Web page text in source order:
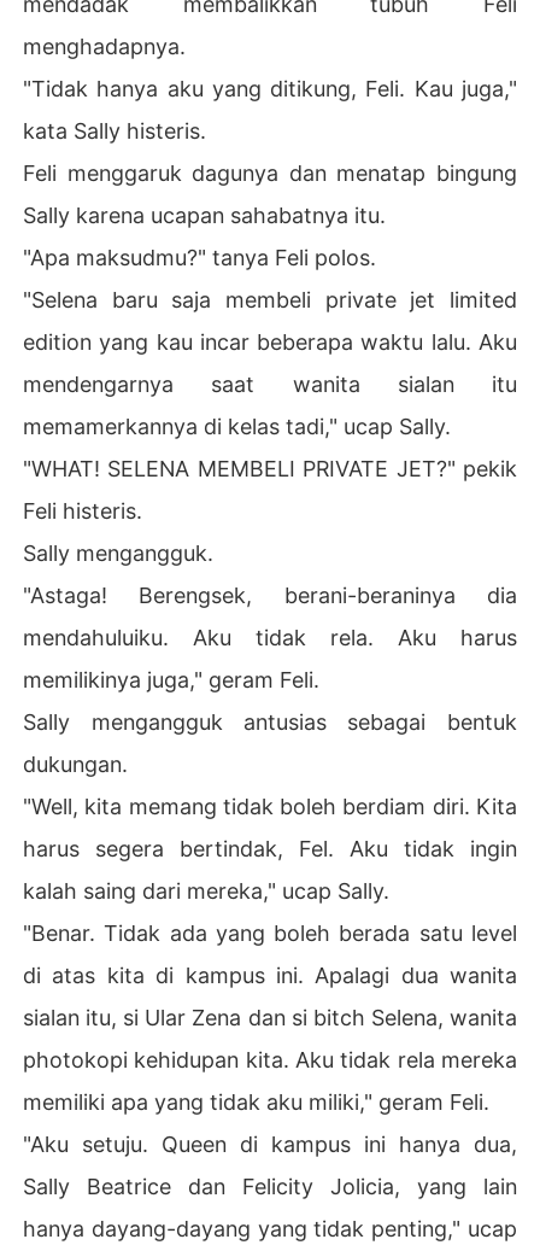
menghadapnya.
"Tidak hanya aku yang ditikung, Feli. Kau juga,"
kata Sally histeris.
Feli menggaruk dagunya dan menatap bingung
Sally karena ucapan sahabatnya itu.
"Apa maksudmu?" tanya Feli polos.
"Selena baru saja membeli private jet limited
edition yang kau incar beberapa waktu lalu. Aku
mendengarnya saat wanita sialan itu
memamerkannya di kelas tadi," ucap Sally.
"WHAT! SELENA MEMBELI PRIVATE JET?" pekik
Feli histeris.
Sally mengangguk.
"Astaga! Berengsek, berani-beraninya dia
mendahuluiku. Aku tidak rela. Aku harus
memilikinya juga," geram Feli.
Sally mengangguk antusias sebagai bentuk
dukungan.
"Well, kita memang tidak boleh berdiam diri. Kita
harus segera bertindak, Fel. Aku tidak ingin
kalah saing dari mereka," ucap Sally.
"Benar. Tidak ada yang boleh berada satu level
di atas kita di kampus ini. Apalagi dua wanita
sialan itu, si Ular Zena dan si bitch Selena, wanita
photokopi kehidupan kita. Aku tidak rela mereka
memiliki apa yang tidak aku miliki," geram Feli.
"Aku setuju. Queen di kampus ini hanya dua,
Sally Beatrice dan Felicity Jolicia, yang lain
hanya dayang-dayang yang tidak penting," ucap